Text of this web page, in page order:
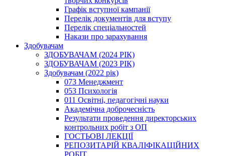
Графік вступної кампанії
Перелік документів для вступу
Перелік спеціальностей
Накази про зарахування
Здобувачам
ЗДОБУВАЧАМ (2024 РІК)
ЗДОБУВАЧАМ (2023 РІК)
Здобувачам (2022 рік)
073 Менеджмент
053 Психологія
011 Освітні, педагогічні науки
Академічна доброчесність
Результати проведення директорських
контрольних робіт з ОП
ГОСТЬОВІ ЛЕКЦІЇ
РЕПОЗИТАРІЙ КВАЛІФІКАЦІЙНИХ
РОБІТ